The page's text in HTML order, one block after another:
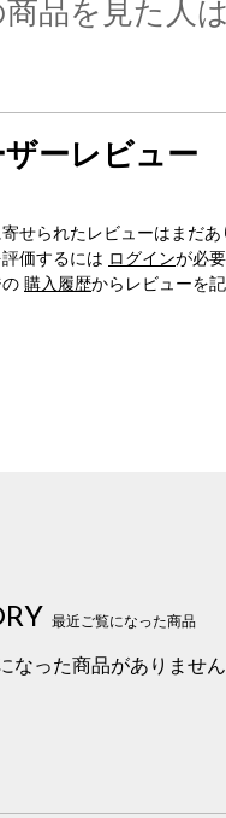
商品を見た人
ーレビュー
せられたレビューはまだあ
価するには ログインが必要
購入履歴からレビューを
最近ご覧になった商品
なった商品がありません